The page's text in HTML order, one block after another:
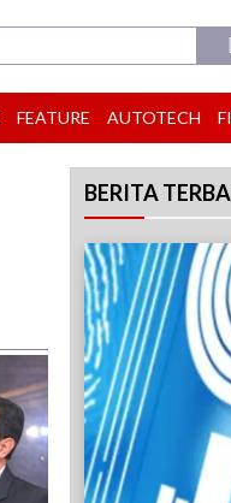
FEATURE AUTOTECH
BERITA